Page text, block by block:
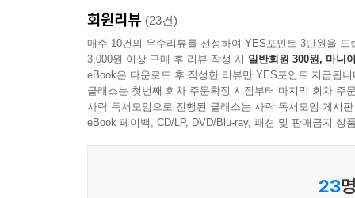
시스템인 ‘아르고스’에 의해 인간의 문장은 실시
단순히 단어를 검열하는 수준을 넘어 문장의
텍스트들을 ‘불온’한 것으로 판정하고 관리한다.
매트릭스>, 심지어 『행복한 왕자』 같은 동화까
이병승 작가는 그동안 청소년소설과 소년소설,
속에서, 그럼에도 불구하고 생각과 표현의 자유
회원리뷰 (23건)
매주 10건의 우수리뷰를 선정하여 YES포인트 3만원을 드
3,000원 이상 구매 후 리뷰 작성 시 일반회원 300원, 마니
eBook은 다운로드 후 작성한 리뷰만 YES포인트 지급됩니
클래스는 첫번째 회차 주문확정 시점부터 마지막 회차 주
사락 독서모임으로 진행된 클래스는 사락 독서모임 게시
eBook 페이백, CD/LP, DVD/Blu-ray, 패션 및 판매금지 상
23